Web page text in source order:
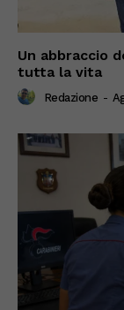
Un abbraccio
tutta la vita
Redazione -